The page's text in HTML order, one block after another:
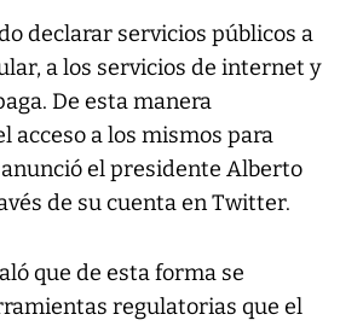
declarar servicios públicos a
a los servicios de internet y
De esta manera
acceso a los mismos para
el presidente Alberto
de su cuenta en Twitter.
que de esta forma se
regulatorias que el